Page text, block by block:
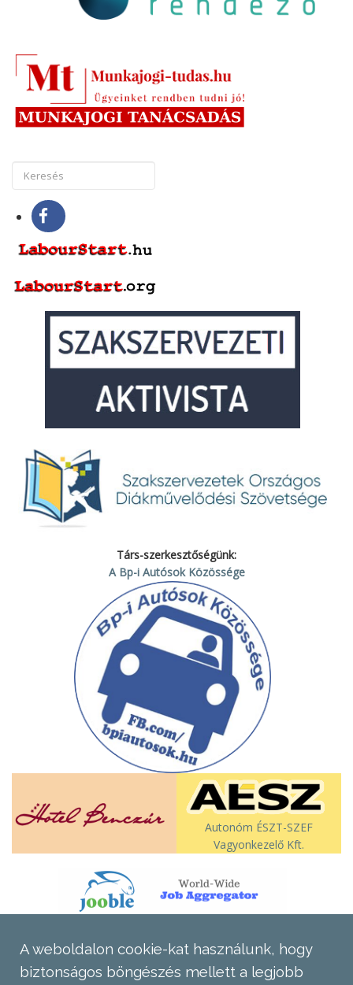
Társ-szerkesztőségünk:
A Bp-i Autósok Közössége
Autonóm ÉSZT-SZEF
Vagyonkezelő Kft.
A weboldalon cookie-kat használunk, hogy
biztonságos böngészés mellett a legjobb